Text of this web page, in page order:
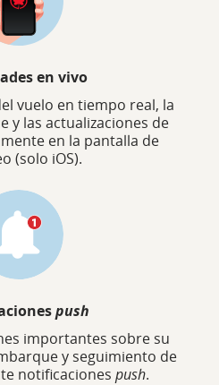
en vivo
vuelo en tiempo real, la
y las actualizaciones de
en la pantalla de
(solo iOS).
push
importantes sobre su
y seguimiento de
notificaciones push.